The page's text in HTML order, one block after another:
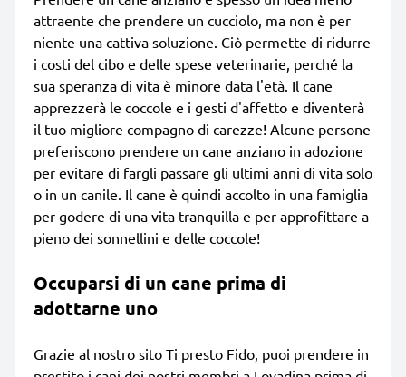
attraente che prendere un cucciolo, ma non è per
niente una cattiva soluzione. Ciò permette di ridurre
i costi del cibo e delle spese veterinarie, perché la
sua speranza di vita è minore data l'età. Il cane
apprezzerà le coccole e i gesti d'affetto e diventerà
il tuo migliore compagno di carezze! Alcune persone
preferiscono prendere un cane anziano in adozione
per evitare di fargli passare gli ultimi anni di vita solo
o in un canile. Il cane è quindi accolto in una famiglia
per godere di una vita tranquilla e per approfittare a
pieno dei sonnellini e delle coccole!
Occuparsi di un cane prima di
adottarne uno
Grazie al nostro sito Ti presto Fido, puoi prendere in